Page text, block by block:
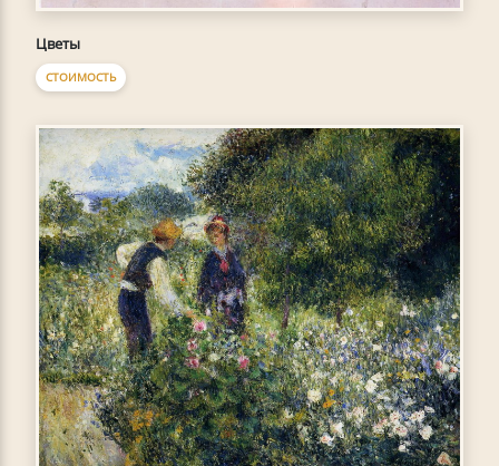
Цветы
СТОИМОСТЬ